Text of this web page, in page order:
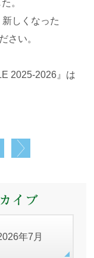
。
しくなった
さい。
2025-2026』は
年7月